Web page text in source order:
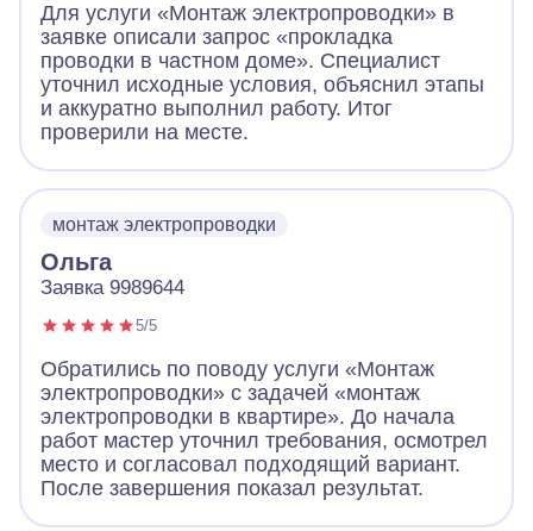
Для услуги «Монтаж электропроводки» в
заявке описали запрос «прокладка
проводки в частном доме». Специалист
уточнил исходные условия, объяснил этапы
и аккуратно выполнил работу. Итог
проверили на месте.
монтаж электропроводки
Ольга
Заявка 9989644
5/5
Обратились по поводу услуги «Монтаж
электропроводки» с задачей «монтаж
электропроводки в квартире». До начала
работ мастер уточнил требования, осмотрел
место и согласовал подходящий вариант.
После завершения показал результат.